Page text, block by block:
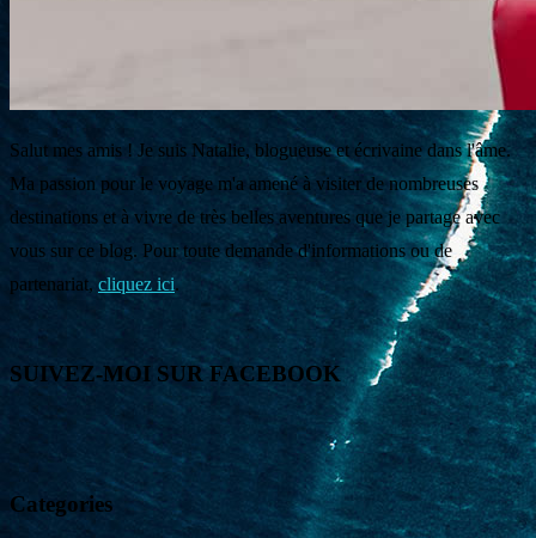
Salut mes amis ! Je suis Natalie, blogueuse et écrivaine dans l'âme.
Ma passion pour le voyage m'a amené à visiter de nombreuses
destinations et à vivre de très belles aventures que je partage avec
vous sur ce blog. Pour toute demande d'informations ou de
partenariat, cliquez ici.
SUIVEZ-MOI SUR FACEBOOK
Categories